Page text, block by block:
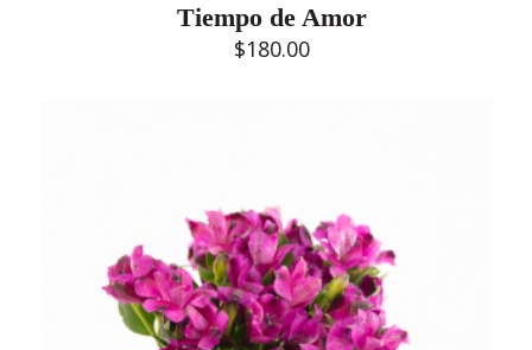
Tiempo de Amor
$180.00